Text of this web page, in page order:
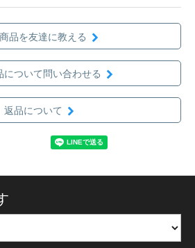
品を友達に教える
について問い合わせる
返品について